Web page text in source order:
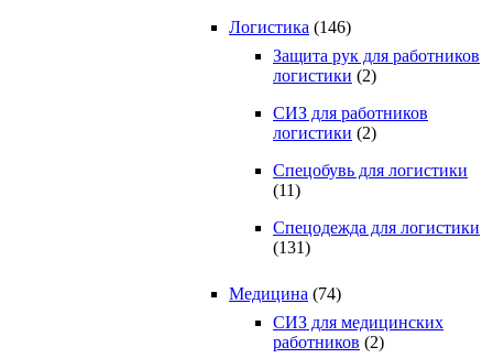
Логистика (146)
Защита рук для работников
логистики (2)
СИЗ для работников
логистики (2)
Спецобувь для логистики
(11)
Спецодежда для логистики
(131)
Медицина (74)
СИЗ для медицинских
работников (2)